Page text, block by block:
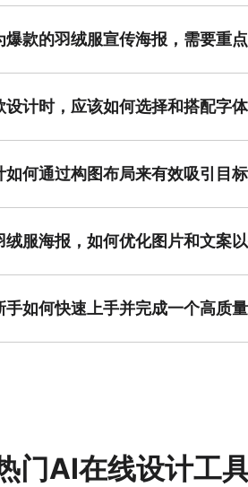
款的羽绒服宣传海报，需要重
景中，激发消费者代入感。例如，通过
作直观，能助您快速实现专业级羽绒服海
计时，应该如何选择和搭配字
感。例如，深蓝色背景上使用白色粗体标
提升海报设计品质的关键步骤。
何通过构图布局来有效吸引目
品图一侧留白，并放置核心促销文案，引
效果。
服海报，如何优化图片和文案
整体设计需保持风格统一，色彩鲜明且符
便，能显著提升您的海报设计效率与专业度
如何快速上手并完成一个高质
门AI在线设计工